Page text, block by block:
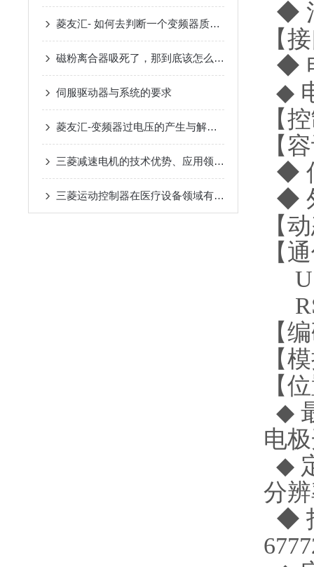
菱友汇- 如何去判断一个变频器质量的好坏？
磁粉离合器吸死了，那到底该怎么解决呢？
伺服驱动器与系统的要求
菱友汇-变频器过电压的产生与解决方法
三菱减速电机的技术优势、应用领域与使用时需要注意的事项
三菱运动控制器在医疗设备领域有哪些应用？
◆
【
◆
◆
【
【
◆
◆
【
【
【
【
【
◆
电
◆
分
◆